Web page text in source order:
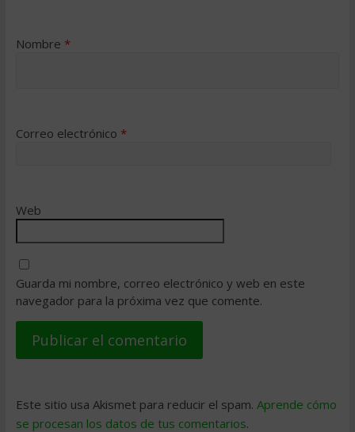
Nombre *
Correo electrónico *
Web
Guarda mi nombre, correo electrónico y web en este
navegador para la próxima vez que comente.
Este sitio usa Akismet para reducir el spam. Aprende cómo
se procesan los datos de tus comentarios.